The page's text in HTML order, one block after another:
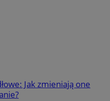
Jak zmieniają one